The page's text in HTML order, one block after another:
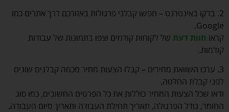
2. בדקו באינטרנט – חפשו קבלני פרגולות באזורכם דרך אתרים כמו
Google.
קראו חוות דעת של לקוחות קודמים וצפו בתמונות של עבודות
קודמות.
3. ערכו השוואת מחירים – קבלו הצעות מחיר מכמה קבלנים שונים
לפני קבלת החלטה.
ודאו שכל הצעות המחיר כוללות את כל הפרטים החשובים, כמו סוג
החומר, גודל הפרגולה, תאריך תחילת העבודה ותאריך סיום העבודה.